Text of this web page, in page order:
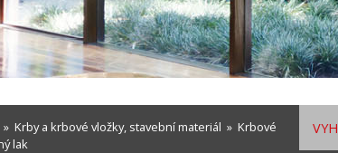
Krby a krbové vložky, stavební materiál » Krbové
lak